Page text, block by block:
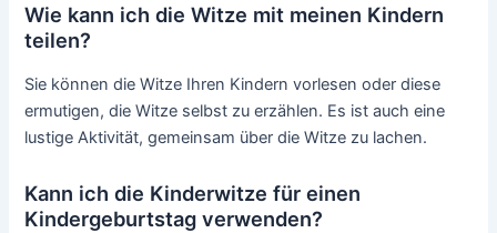
Wie kann ich die Witze mit meinen Kindern
teilen?
Sie können die Witze Ihren Kindern vorlesen oder diese
ermutigen, die Witze selbst zu erzählen. Es ist auch eine
lustige Aktivität, gemeinsam über die Witze zu lachen.
Kann ich die Kinderwitze für einen
Kindergeburtstag verwenden?